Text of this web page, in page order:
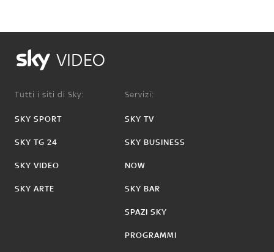
VIDEO
Tutti i siti di Sky:
SKY SPORT
SKY TG 24
SKY VIDEO
SKY ARTE
Servizi:
SKY TV
SKY BUSINESS
NOW
SKY BAR
SPAZI SKY
PROGRAMMI